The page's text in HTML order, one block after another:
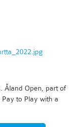
Åland Open, part of
to Play with a